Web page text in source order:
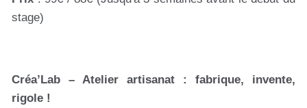
stage)
Créa’Lab – Atelier artisanat : fabrique, invente,
rigole !